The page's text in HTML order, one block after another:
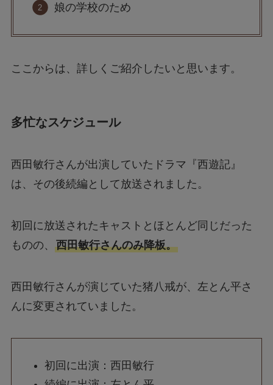
娘の学校のため
ここからは、詳しくご紹介したいと思います。
多忙なスケジュール
西田敏行さんが出演していたドラマ『西遊記』
は、その後続編として放送されました。
初回に放送されたキャストとほとんど同じだった
ものの、 西田敏行さんのみ降板。
西田敏行さんが演じていた猪八戒が、左とん平さ
んに変更されていました。
初回に出演：西田敏行